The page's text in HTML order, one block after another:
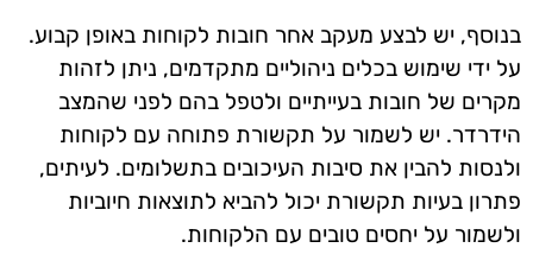
בנוסף, יש לבצע מעקב אחר חובות לקוחות באופן קבוע.
על ידי שימוש בכלים ניהוליים מתקדמים, ניתן לזהות
מקרים של חובות בעייתיים ולטפל בהם לפני שהמצב
הידרדר. יש לשמור על תקשורת פתוחה עם לקוחות
ולנסות להבין את סיבות העיכובים בתשלומים. לעיתים,
פתרון בעיות תקשורת יכול להביא לתוצאות חיוביות
ולשמור על יחסים טובים עם הלקוחות.